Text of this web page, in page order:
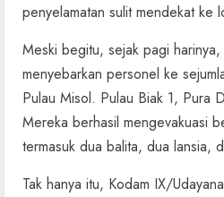
penyelamatan sulit mendekat ke
Meski begitu, sejak pagi harinya,
menyebarkan personel ke
Pulau Misol. Pulau Biak 1, Pura
Mereka berhasil mengevakuasi
termasuk dua balita, dua lansia,
Tak hanya itu, Kodam IX/